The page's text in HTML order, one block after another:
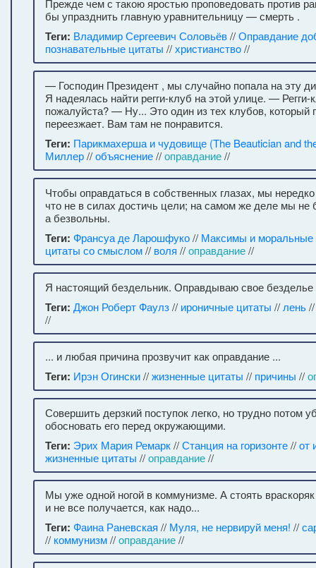
Прежде чем с такою яростью проповедовать против
бы упразднить главную уравнительницу — смерть .
Теги: Владимир Сергеевич Соловьёв//Оправдание
познавательные цитаты //христиaнствo//
— Господин Президент , мы случайно попала на эту
Я надеялась найти регги-клуб на этой улице. —
пожалуйста? — Ну... Это один из тех клубов, который
переезжает. Вам там не понравится.
Теги: Парикмахерша и чудовище (The Beautician and
Миллер//объяснение//оправдание//
Чтобы оправдаться в собственных глазах, мы
что не в силах достичь цели; на самом же деле мы не
а безвольны.
Теги: Франсуа де Ларошфуко// Максимы и
цитаты со смыслом// воля //оправдание//
Я настоящий бездельник. Оправдываю свое
Теги: Джон Роберт Фаулз// ироничные цитаты // лень
//
... и любая причина прозвучит как оправдание ...
Теги: Ирэн Огински//жизненные цитаты // причины //
Совершить дерзкий поступок легко, но трудно потом
обосновать его перед окружающими.
Теги: Эрих Мария Ремарк//Станция на горизонте//от
жизненные цитаты //оправдание//
Мы уже одной ногой в коммунизме. А стоять
и не все получается, как надо...
Теги: Фаина Раневская // Муля, не нервируй меня! //
// коммунизм//оправдание//